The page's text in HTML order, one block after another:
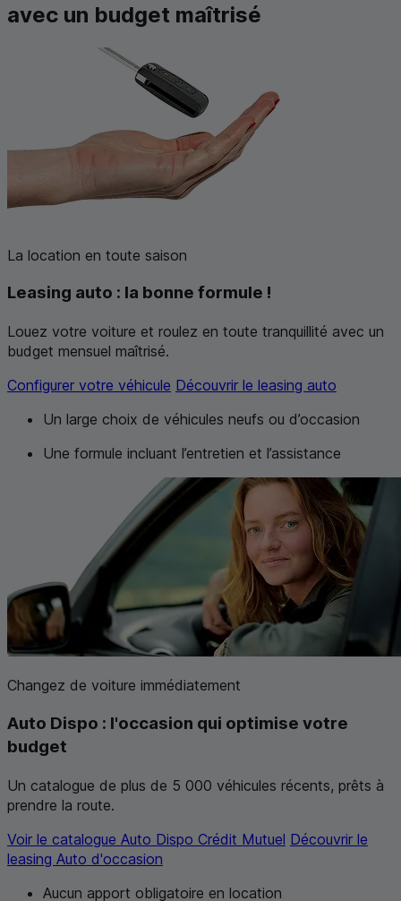
avec un budget maîtrisé
La location en toute saison
Leasing auto : la bonne formule !
Louez votre voiture et roulez en toute tranquillité avec un
budget mensuel maîtrisé.
Configurer votre véhicule Découvrir le leasing auto
Un large choix de véhicules neufs ou d’occasion
Une formule incluant l’entretien et l’assistance
Changez de voiture immédiatement
Auto Dispo : l'occasion qui optimise votre
budget
Un catalogue de plus de 5 000 véhicules récents, prêts à
prendre la route.
Voir le catalogue Auto Dispo Crédit Mutuel Découvrir le
leasing Auto d'occasion
Aucun apport obligatoire en location